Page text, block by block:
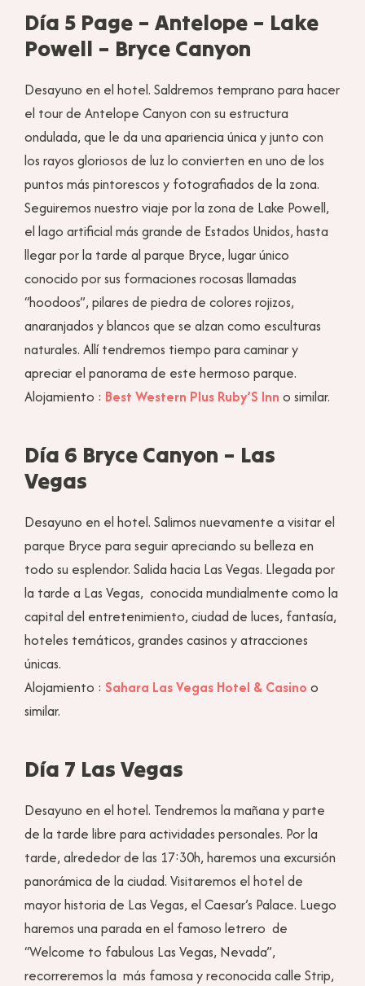
Día 5 Page – Antelope – Lake
Powell – Bryce Canyon
Desayuno en el hotel. Saldremos temprano para hacer
el tour de Antelope Canyon con su estructura
ondulada, que le da una apariencia única y junto con
los rayos gloriosos de luz lo convierten en uno de los
puntos más pintorescos y fotografiados de la zona.
Seguiremos nuestro viaje por la zona de Lake Powell,
el lago artificial más grande de Estados Unidos, hasta
llegar por la tarde al parque Bryce, lugar único
conocido por sus formaciones rocosas llamadas
“hoodoos”, pilares de piedra de colores rojizos,
anaranjados y blancos que se alzan como esculturas
naturales. Allí tendremos tiempo para caminar y
apreciar el panorama de este hermoso parque.
Alojamiento : Best Western Plus Ruby’S Inn o similar.
Día 6 Bryce Canyon – Las
Vegas
Desayuno en el hotel. Salimos nuevamente a visitar el
parque Bryce para seguir apreciando su belleza en
todo su esplendor. Salida hacia Las Vegas. Llegada por
la tarde a Las Vegas, conocida mundialmente como la
capital del entretenimiento, ciudad de luces, fantasía,
hoteles temáticos, grandes casinos y atracciones
únicas.
Alojamiento : Sahara Las Vegas Hotel & Casino o
similar.
Día 7 Las Vegas
Desayuno en el hotel. Tendremos la mañana y parte
de la tarde libre para actividades personales. Por la
tarde, alrededor de las 17:30h, haremos una excursión
panorámica de la ciudad. Visitaremos el hotel de
mayor historia de Las Vegas, el Caesar’s Palace. Luego
haremos una parada en el famoso letrero de
“Welcome to fabulous Las Vegas, Nevada”,
recorreremos la más famosa y reconocida calle Strip,